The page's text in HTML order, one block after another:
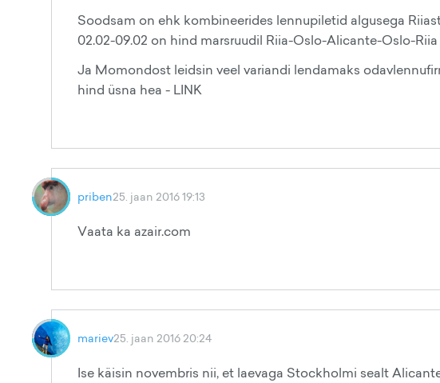
Soodsam on ehk kombineerides lennupiletid algusega
02.02-09.02 on hind marsruudil Riia-Oslo-Alicante-Oslo-
Ja Momondost leidsin veel variandi lendamaks
hind üsna hea - LINK
priben25. jaan 2016 19:13
Vaata ka azair.com
mariev25. jaan 2016 20:24
Ise käisin novembris nii, et laevaga Stockholmi sealt